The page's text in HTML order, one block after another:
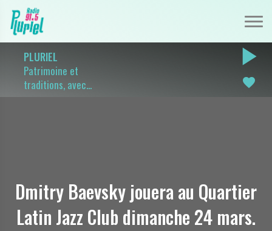
PLURIEL
Patrimoine et
traditions, avec...
play_arrow
favorite
Dmitry Baevsky jouera au Quartier
Latin Jazz Club dimanche 24 mars.